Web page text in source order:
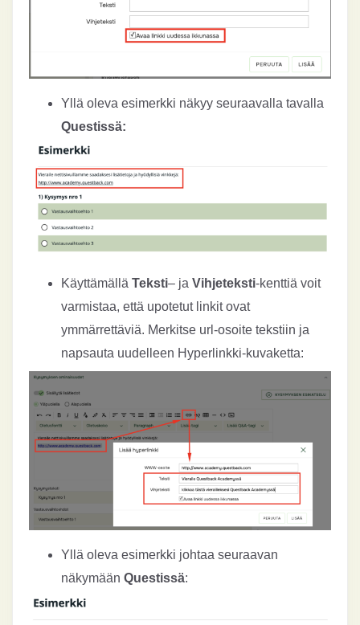
Yllä oleva esimerkki näkyy seuraavalla tavalla
Questissä:
Käyttämällä Teksti– ja Vihjeteksti-kenttiä voit
varmistaa, että upotetut linkit ovat
ymmärrettäviä. Merkitse url-osoite tekstiin ja
napsauta uudelleen Hyperlinkki-kuvaketta:
Yllä oleva esimerkki johtaa seuraavan
näkymään Questissä: